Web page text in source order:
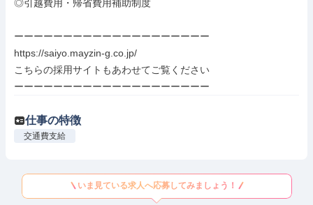
◎引越費用・帰省費用補助制度
ーーーーーーーーーーーーーーーーーーーー
https://saiyo.mayzin-g.co.jp/
こちらの採用サイトもあわせてご覧ください
ーーーーーーーーーーーーーーーーーーーー
仕事の特徴
交通費支給
いま見ている求人へ応募してみましょう！